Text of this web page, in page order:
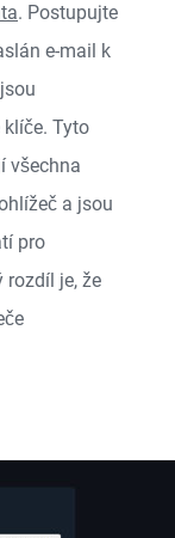
. Postupujte
e-mail k
Tyto
všechna
a jsou
pro
rozdíl je, že